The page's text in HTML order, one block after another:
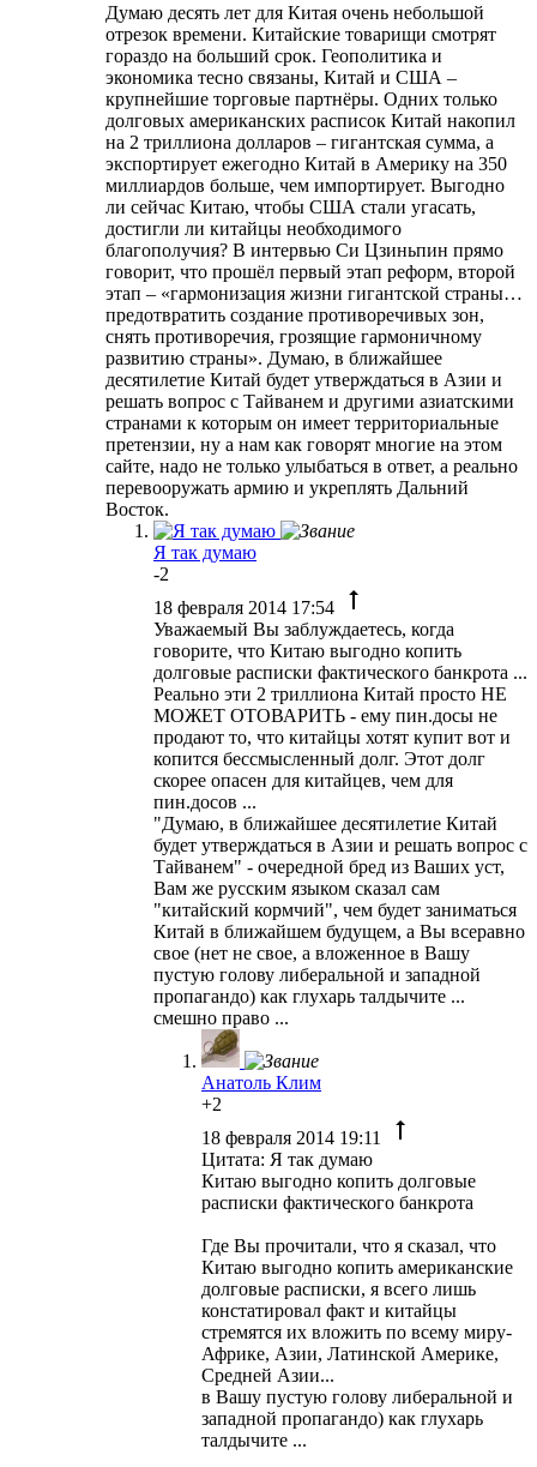
Думаю десять лет для Китая очень небольшой
отрезок времени. Китайские товарищи смотрят
гораздо на больший срок. Геополитика и
экономика тесно связаны, Китай и США –
крупнейшие торговые партнёры. Одних только
долговых американских расписок Китай накопил
на 2 триллиона долларов – гигантская сумма, а
экспортирует ежегодно Китай в Америку на 350
миллиардов больше, чем импортирует. Выгодно
ли сейчас Китаю, чтобы США стали угасать,
достигли ли китайцы необходимого
благополучия? В интервью Си Цзиньпин прямо
говорит, что прошёл первый этап реформ, второй
этап – «гармонизация жизни гигантской страны…
предотвратить создание противоречивых зон,
снять противоречия, грозящие гармоничному
развитию страны». Думаю, в ближайшее
десятилетие Китай будет утверждаться в Азии и
решать вопрос с Тайванем и другими азиатскими
странами к которым он имеет территориальные
претензии, ну а нам как говорят многие на этом
сайте, надо не только улыбаться в ответ, а реально
перевооружать армию и укреплять Дальний
Восток.
Я так думаю
-2
18 февраля 2014 17:54
Уважаемый Вы заблуждаетесь, когда
говорите, что Китаю выгодно копить
долговые расписки фактического банкрота ...
Реально эти 2 триллиона Китай просто НЕ
МОЖЕТ ОТОВАРИТЬ - ему пин.досы не
продают то, что китайцы хотят купит вот и
копится бессмысленный долг. Этот долг
скорее опасен для китайцев, чем для
пин.досов ...
"Думаю, в ближайшее десятилетие Китай
будет утверждаться в Азии и решать вопрос с
Тайванем" - очередной бред из Ваших уст,
Вам же русским языком сказал сам
"китайский кормчий", чем будет заниматься
Китай в ближайшем будущем, а Вы всеравно
свое (нет не свое, а вложенное в Вашу
пустую голову либеральной и западной
пропагандо) как глухарь талдычите ...
смешно право ...
Анатоль Клим
+2
18 февраля 2014 19:11
Цитата: Я так думаю
Китаю выгодно копить долговые
расписки фактического банкрота
Где Вы прочитали, что я сказал, что
Китаю выгодно копить американские
долговые расписки, я всего лишь
констатировал факт и китайцы
стремятся их вложить по всему миру-
Африке, Азии, Латинской Америке,
Средней Азии...
в Вашу пустую голову либеральной и
западной пропагандо) как глухарь
талдычите ...